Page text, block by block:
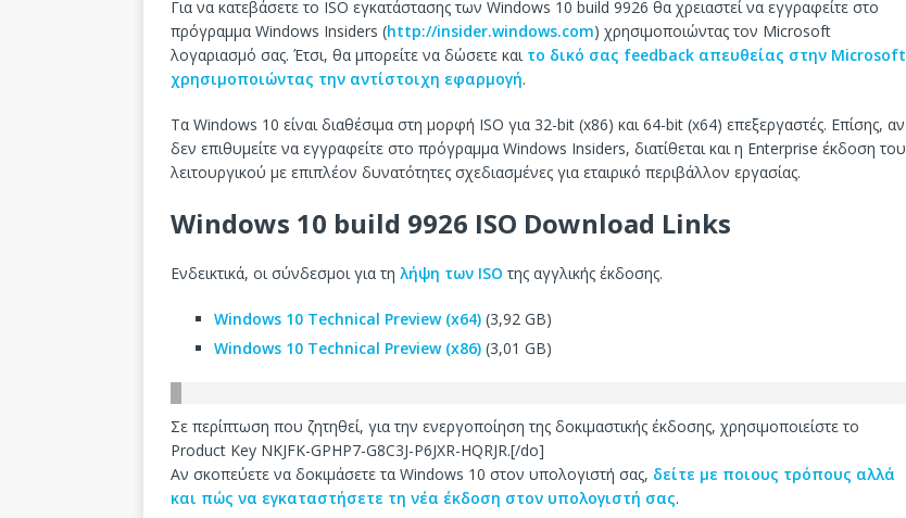
Για να κατεβάσετε το ISO εγκατάστασης των Windows 10 build 9926 θα χρειαστεί να εγγραφείτε στο
πρόγραμμα Windows Insiders (http://insider.windows.com) χρησιμοποιώντας τον Microsoft
λογαριασμό σας. Έτσι, θα μπορείτε να δώσετε και το δικό σας feedback απευθείας στην Microsoft
χρησιμοποιώντας την αντίστοιχη εφαρμογή.
Τα Windows 10 είναι διαθέσιμα στη μορφή ISO για 32-bit (x86) και 64-bit (x64) επεξεργαστές. Επίσης, αν
δεν επιθυμείτε να εγγραφείτε στο πρόγραμμα Windows Insiders, διατίθεται και η Enterprise έκδοση του
λειτουργικού με επιπλέον δυνατότητες σχεδιασμένες για εταιρικό περιβάλλον εργασίας.
Windows 10 build 9926 ISO Download Links
Ενδεικτικά, οι σύνδεσμοι για τη λήψη των ISO της αγγλικής έκδοσης.
Windows 10 Technical Preview (x64) (3,92 GB)
Windows 10 Technical Preview (x86) (3,01 GB)
Σε περίπτωση που ζητηθεί, για την ενεργοποίηση της δοκιμαστικής έκδοσης, χρησιμοποιείστε το
Product Key NKJFK-GPHP7-G8C3J-P6JXR-HQRJR.[/do]
Αν σκοπεύετε να δοκιμάσετε τα Windows 10 στον υπολογιστή σας, δείτε με ποιους τρόπους αλλά
και πώς να εγκαταστήσετε τη νέα έκδοση στον υπολογιστή σας.